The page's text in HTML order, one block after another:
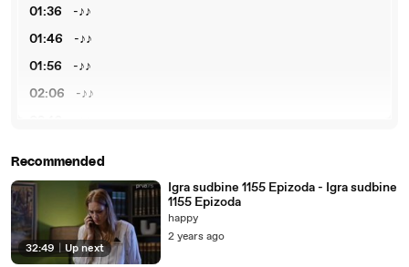
01:36
-♪♪
01:46
-♪♪
01:56
-♪♪
02:06
-♪♪
02:46
-♪♪
02:56
-♪♪
03:06
-♪♪
Recommended
32:49 Up next
Igra sudbine 1155 Epizoda - Igra sudbine
1155 Epizoda
happy
2 years ago